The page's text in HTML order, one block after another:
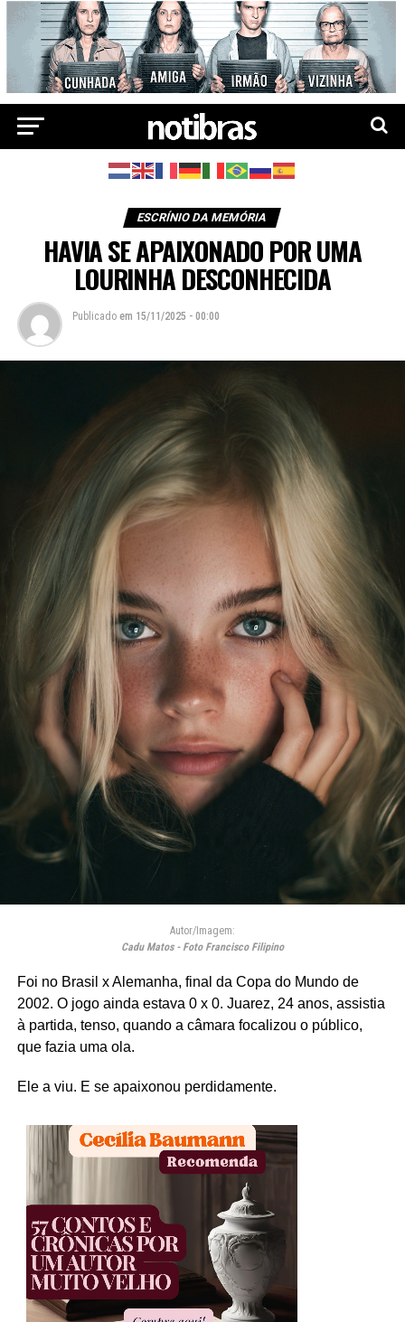
ESCRÍNIO DA MEMÓRIA
HAVIA SE APAIXONADO POR UMA
LOURINHA DESCONHECIDA
Publicado em 15/11/2025 - 00:00
Autor/Imagem:
Cadu Matos - Foto Francisco Filipino
Foi no Brasil x Alemanha, final da Copa do Mundo de
2002. O jogo ainda estava 0 x 0. Juarez, 24 anos, assistia
à partida, tenso, quando a câmara focalizou o público,
que fazia uma ola.
Ele a viu. E se apaixonou perdidamente.